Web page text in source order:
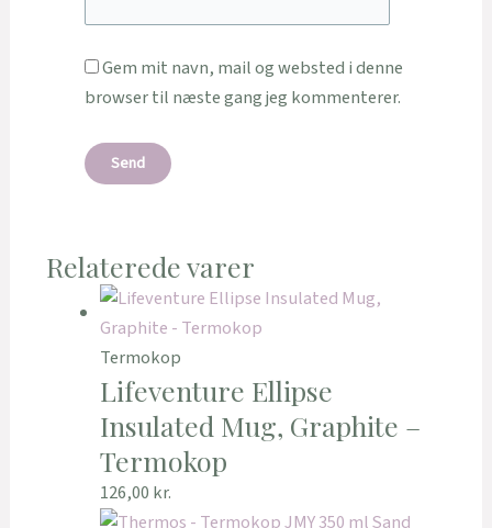
Gem mit navn, mail og websted i denne
browser til næste gang jeg kommenterer.
Relaterede varer
Termokop
Lifeventure Ellipse
Insulated Mug, Graphite –
Termokop
126,00 kr.